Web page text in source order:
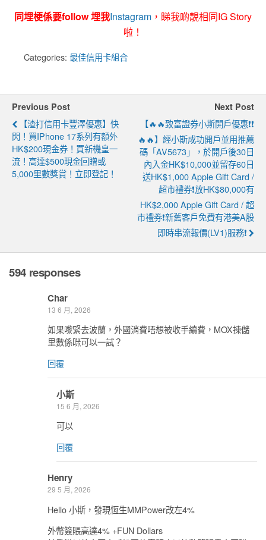
同埋梗係要follow 埋我Instagram ，睇我啲靚相同IG Story
啦！
Categories: 最佳信用卡組合
Previous Post
【渣打信用卡豐澤優惠】快
閃！買iPhone 17系列有額外
HK$200現金券！買新機皇一
流！高達$500現金回贈或
5,000里數獎賞！立即登記！
Next Post
【🔥🔥致富證券小斯開戶優惠❗❗
🔥🔥】經小斯成功開戶並用推薦
碼「AV5673」，於開戶後30日
內入金HK$10,000並留存60日
送HK$1,000 Apple Gift Card /
超市禮券❗放HK$80,000有
HK$2,000 Apple Gift Card / 超
市禮券❗新舊客戶免費有港美A股
即時串流報價(LV1)服務❗
594 responses
Char
13 6 月, 2026
如果嚟緊去波蘭，外國消費唔想被收手續費，MOX揀儲
里數係咪可以一試？
回覆
小斯
15 6 月, 2026
可以
回覆
Henry
29 5 月, 2026
Hello 小斯，發現恆生MMPower改左4%
外幣簽賬高達4% +FUN Dollars